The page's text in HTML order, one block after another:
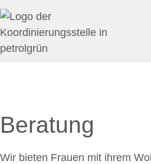
Beratung
Wir bieten Frauen mit ihrem